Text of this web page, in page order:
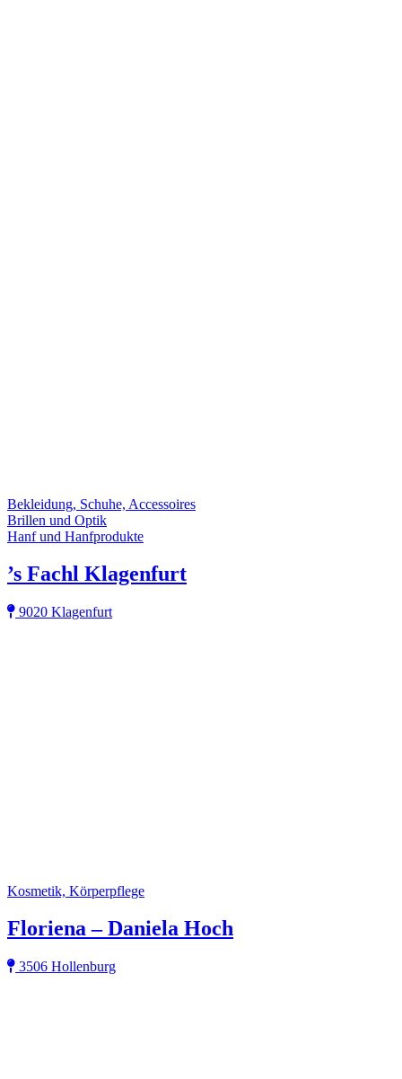
Bekleidung, Schuhe, Accessoires
Brillen und Optik
Hanf und Hanfprodukte
’s Fachl Klagenfurt
9020 Klagenfurt
Kosmetik, Körperpflege
Floriena – Daniela Hoch
3506 Hollenburg